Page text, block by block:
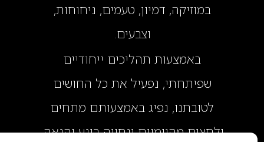
במוזיקה, דמיון, טעמים, ניחוחות,
וצבעים.
באמצעות תהליכים ייחודיים
שפיתחתי, נפעיל את כל החושים
לטובתנו, נפיג באמצעותם מתחים
ולחצים מהיומיום ונחווה רוגע והנאה.